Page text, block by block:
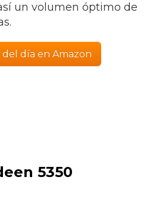
un volumen óptimo de
del día en Amazon
5350